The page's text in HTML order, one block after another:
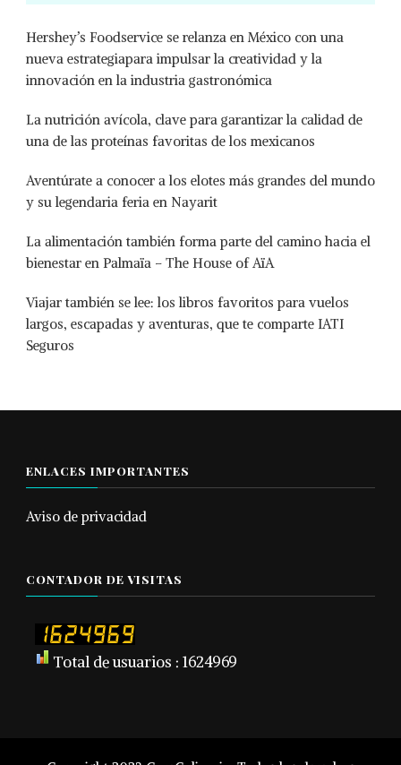
Hershey’s Foodservice se relanza en México con una
nueva estrategiapara impulsar la creatividad y la
innovación en la industria gastronómica
La nutrición avícola, clave para garantizar la calidad de
una de las proteínas favoritas de los mexicanos
Aventúrate a conocer a los elotes más grandes del mundo
y su legendaria feria en Nayarit
La alimentación también forma parte del camino hacia el
bienestar en Palmaïa – The House of AïA
Viajar también se lee: los libros favoritos para vuelos
largos, escapadas y aventuras, que te comparte IATI
Seguros
ENLACES IMPORTANTES
Aviso de privacidad
CONTADOR DE VISITAS
Total de usuarios : 1624969